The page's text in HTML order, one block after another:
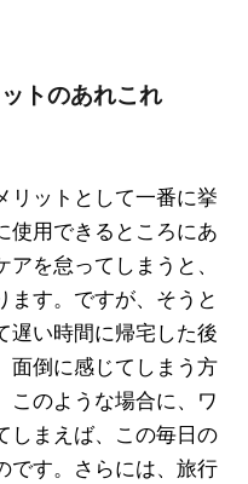
トのあれこれ
リットとして一番に挙
使用できるところにあ
を怠ってしまうと、
ます。ですが、そうと
遅い時間に帰宅した後
面倒に感じてしまう方
このような場合に、ワ
しまえば、この毎日の
です。さらには、旅行